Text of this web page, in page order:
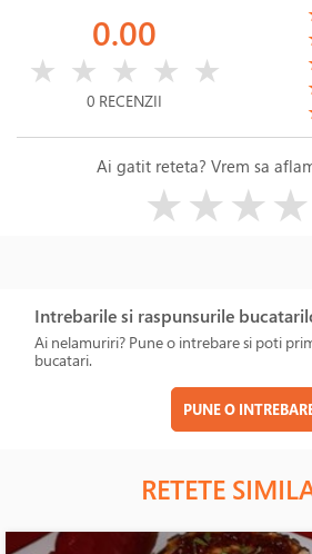
0.00
★ ★ ★ ★ ★
0 RECENZII
Ai gatit reteta? Vrem sa
★★★★
Intrebarile si raspunsurile
Ai nelamuriri? Pune o intrebare si poti
bucatari.
PUNE O
RETETE